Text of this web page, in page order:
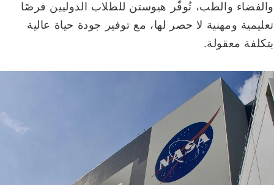
والفضاء والطب، تُوفّر هيوستن للطلاب الدوليين فرصًا
تعليمية ومهنية لا حصر لها، مع توفير جودة حياة عالية
بتكلفة معقولة.